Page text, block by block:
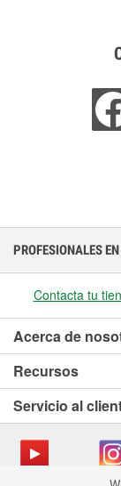
PROFESIONALES
Contacta tu
Acerca de
Recursos
Servicio al